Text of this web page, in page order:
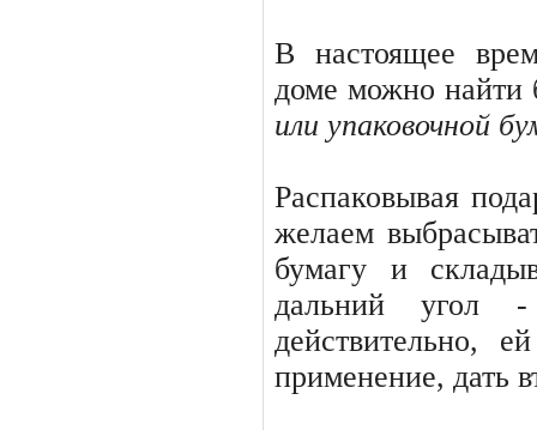
В настоящее
доме можно найти
или упаковочной
Распаковывая
желаем
бумагу и
дальний угол
действительно,
применение, дать